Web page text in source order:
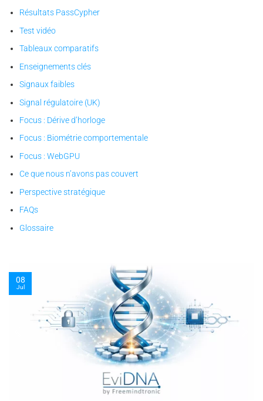
Résultats PassCypher
Test vidéo
Tableaux comparatifs
Enseignements clés
Signaux faibles
Signal régulatoire (UK)
Focus : Dérive d’horloge
Focus : Biométrie comportementale
Focus : WebGPU
Ce que nous n’avons pas couvert
Perspective stratégique
FAQs
Glossaire